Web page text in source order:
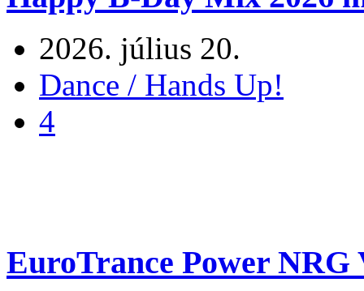
2026. július 20.
Dance / Hands Up!
4
EuroTrance Power NRG